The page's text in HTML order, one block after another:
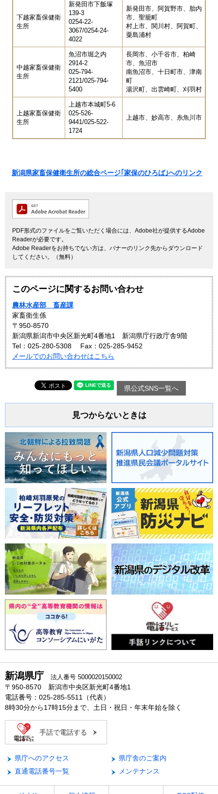
下越家畜保健衛
生所
新発田市下飯塚
139-3
0254-22-
3067/0254-24-
4022
新発田市、阿賀野市、胎内
市、聖籠町
村上市、関川村、阿賀町、
粟島浦村
中越家畜保健衛
生所
魚沼市堀之内
2914-2
025-794-
2121/025-794-
5400
長岡市、小千谷市、柏崎
市、魚沼市
南魚沼市、十日町市、津南
町
湯沢町、出雲崎町、刈羽村
上越家畜保健衛
生所
上越市本城町5-6
025-526-
9441/025-522-
1724
上越市、妙高市、糸魚川市
新潟県家畜保健衛生所の総合ページ｢家保のひろば｣へのリンク
PDF形式のファイルをご覧いただく場合には、Adobe社が提供するAdobe
Readerが必要です。
Adobe Readerをお持ちでない方は、バナーのリンク先からダウンロード
してください。（無料）
このページに関するお問い合わせ
農林水産部 畜産課
家畜衛生係
〒950-8570
新潟県新潟市中央区新光町4番地1 新潟県庁行政庁舎9階
Tel：025-280-5308
Fax：025-285-9452
メールでのお問い合わせはこちら
県公式SNS一覧へ
見つからないときは
新潟県庁 法人番号 5000020150002
〒950-8570 新潟市中央区新光町4番地1
電話番号：025-285-5511（代表）
8時30分から17時15分まで、土日・祝日・年末年始を除く
手話で電話する
県庁へのアクセス
県庁舎のご案内
直通電話番号一覧
メンテナンス